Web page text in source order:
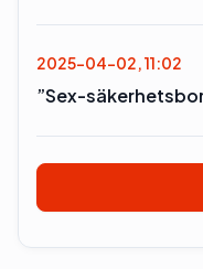
2025-04-02, 11:02
”Sex-